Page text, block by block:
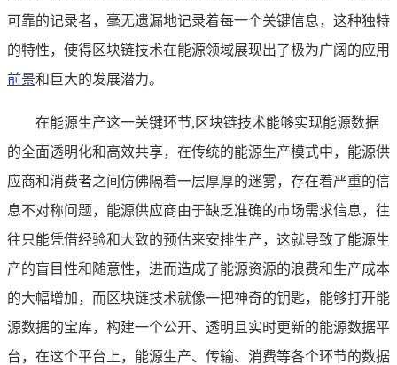
可靠的记录者，毫无遗漏地记录着每一个关键信息，这种独特
的特性，使得区块链技术在能源领域展现出了极为广阔的应用
前景和巨大的发展潜力。
在能源生产这一关键环节,区块链技术能够实现能源数据
的全面透明化和高效共享，在传统的能源生产模式中，能源供
应商和消费者之间仿佛隔着一层厚厚的迷雾，存在着严重的信
息不对称问题，能源供应商由于缺乏准确的市场需求信息，往
往只能凭借经验和大致的预估来安排生产，这就导致了能源生
产的盲目性和随意性，进而造成了能源资源的浪费和生产成本
的大幅增加，而区块链技术就像一把神奇的钥匙，能够打开能
源数据的宝库，构建一个公开、透明且实时更新的能源数据平
台，在这个平台上，能源生产、传输、消费等各个环节的数据